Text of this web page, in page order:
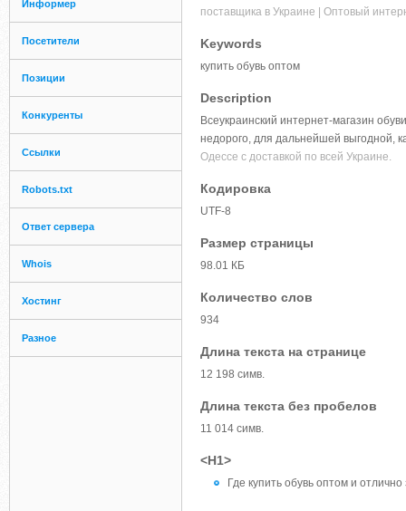
Информер
Посетители
Позиции
Конкуренты
Ссылки
Robots.txt
Ответ сервера
Whois
Хостинг
Разное
поставщика в Украине | Оптовый
Keywords
купить обувь оптом
Description
Всеукраинский интернет-магазин
недорого, для дальнейшей выгодной,
Одессе с доставкой по всей Украине.
Кодировка
UTF-8
Размер страницы
98.01 КБ
Количество слов
934
Длина текста на странице
12 198 симв.
Длина текста без пробелов
11 014 симв.
<H1>
Где купить обувь оптом и